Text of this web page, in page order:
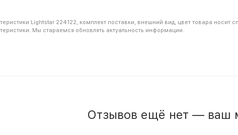
Lightstar 224122, комплект поставки, внешний вид, цвет товара
Мы стараемся обновлять актуальность информации.
Отзывов ещё нет — ваш